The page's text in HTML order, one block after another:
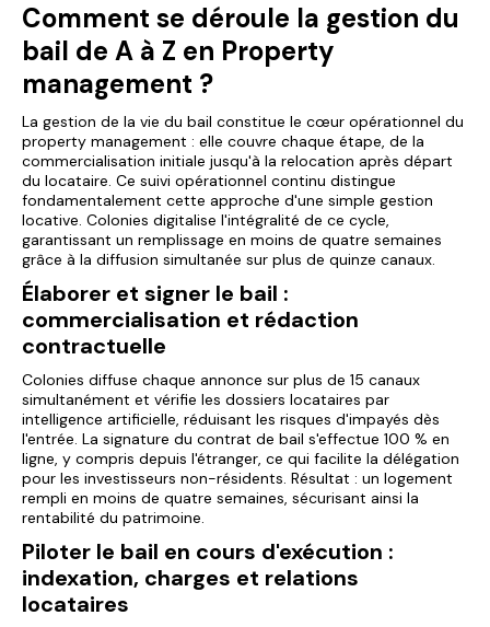
Comment se déroule la gestion du
bail de A à Z en Property
management ?
La gestion de la vie du bail constitue le cœur opérationnel du
property management : elle couvre chaque étape, de la
commercialisation initiale jusqu'à la relocation après départ
du locataire. Ce suivi opérationnel continu distingue
fondamentalement cette approche d'une simple gestion
locative. Colonies digitalise l'intégralité de ce cycle,
garantissant un remplissage en moins de quatre semaines
grâce à la diffusion simultanée sur plus de quinze canaux.
Élaborer et signer le bail :
commercialisation et rédaction
contractuelle
Colonies diffuse chaque annonce sur plus de 15 canaux
simultanément et vérifie les dossiers locataires par
intelligence artificielle, réduisant les risques d'impayés dès
l'entrée. La signature du contrat de bail s'effectue 100 % en
ligne, y compris depuis l'étranger, ce qui facilite la délégation
pour les investisseurs non-résidents. Résultat : un logement
rempli en moins de quatre semaines, sécurisant ainsi la
rentabilité du patrimoine.
Piloter le bail en cours d'exécution :
indexation, charges et relations
locataires